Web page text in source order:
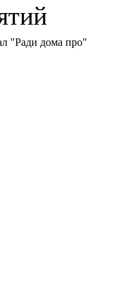
"Ради дома про"